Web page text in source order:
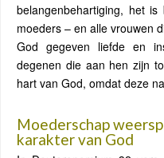
belangenbehartiging, het
moeders – en alle vrouwen
God gegeven liefde en
degenen die aan hen zijn
hart van God, omdat deze
Moederschap
karakter van God